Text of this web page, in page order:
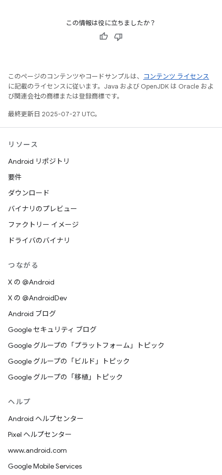
この情報は役に立ちましたか？
このページのコンテンツやコードサンプルは、
コンテンツ ライセンス
に記載のライセンスに従います。Java および OpenJDK は Oracle およ
び関連会社の商標または登録商標です。
最終更新日 2025-07-27 UTC。
リソース
Android リポジトリ
要件
ダウンロード
バイナリのプレビュー
ファクトリー イメージ
ドライバのバイナリ
つながる
X の @Android
X の @AndroidDev
Android ブログ
Google セキュリティ ブログ
Google グループの「プラットフォーム」トピック
Google グループの「ビルド」トピック
Google グループの「移植」トピック
ヘルプ
Android ヘルプセンター
Pixel ヘルプセンター
www.android.com
Google Mobile Services